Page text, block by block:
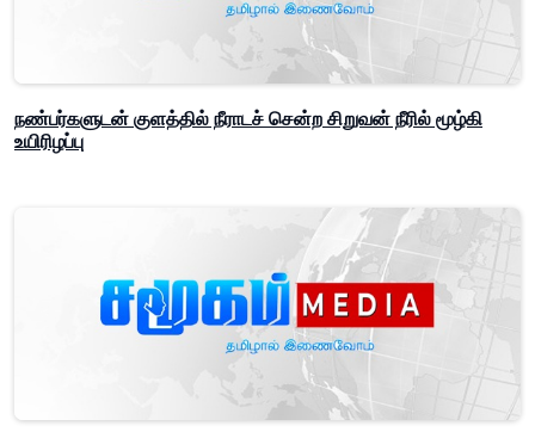
நண்பர்களுடன் குளத்தில் நீராடச் சென்ற சிறுவன் நீரில் மூழ்கி
உயிரிழப்பு